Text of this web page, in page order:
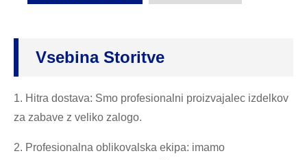
Vsebina Storitve
1. Hitra dostava: Smo profesionalni proizvajalec izdelkov
za zabave z veliko zalogo.
2. Profesionalna oblikovalska ekipa: imamo